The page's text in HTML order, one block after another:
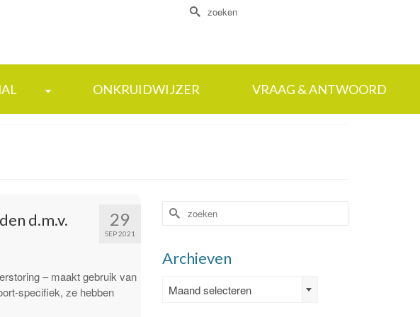
Zoek
ONKRUIDWIJZER VRAAG & ANTWOORD
29
SEP 2021
d.m.v.
– maakt gebruik van
specifiek, ze hebben
Zoek
naar:
Archieven
Archieven
Maand selecteren